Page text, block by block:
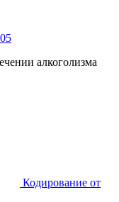
алкоголизма
Кодирование от